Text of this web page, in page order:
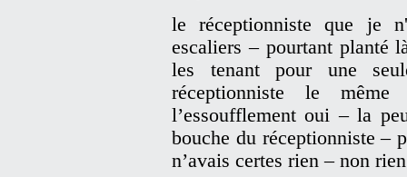
le réceptionniste que je
escaliers – pourtant planté
les tenant pour une
réceptionniste le
l’essoufflement oui – la
bouche du réceptionniste –
n’avais certes rien – non